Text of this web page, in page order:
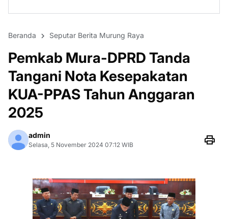
Beranda Seputar Berita Murung Raya
Pemkab Mura-DPRD Tanda
Tangani Nota Kesepakatan
KUA-PPAS Tahun Anggaran
2025
admin
Selasa, 5 November 2024 07:12 WIB